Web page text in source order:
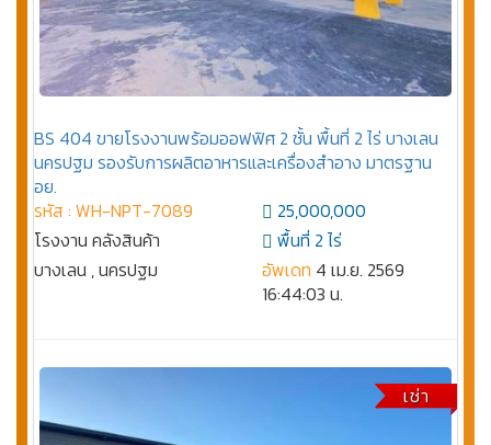
BS 404 ขายโรงงานพร้อมออฟฟิศ 2 ชั้น พื้นที่ 2 ไร่ บางเลน
นครปฐม รองรับการผลิตอาหารและเครื่องสำอาง มาตรฐาน
อย.
รหัส : WH-NPT-7089
โรงงาน คลังสินค้า
บางเลน , นครปฐม
25,000,000
พื้นที่ 2 ไร่
อัพเดท 4 เม.ย. 2569
16:44:03 น.
เช่า